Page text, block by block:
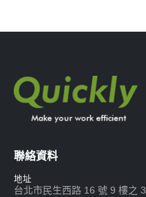
聯絡資料
地址
台北市民生西路 16 號 9 樓之 3